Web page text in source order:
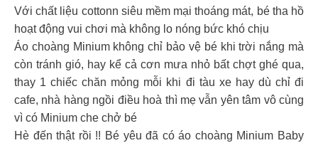
Với chất liệu cottonn siêu mềm mại thoáng mát, bé tha hồ
hoạt động vui chơi mà không lo nóng bức khó chịu
Áo choàng Minium không chỉ bảo vệ bé khi trời nắng mà
còn tránh gió, hay kể cả cơn mưa nhỏ bất chợt ghé qua,
thay 1 chiếc chăn mỏng mỗi khi đi tàu xe hay dù chỉ đi
cafe, nhà hàng ngồi điều hoà thì mẹ vẫn yên tâm vô cùng
vì có Minium che chở bé
Hè đến thật rồi !! Bé yêu đã có áo choàng Minium Baby